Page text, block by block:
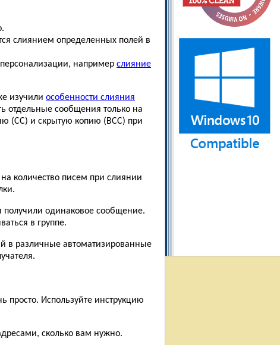
слиянием определенных полей в
например слияние
изучили особенности слияния
отдельные сообщения только на
(СС) и скрытую копию (BCC) при
количество писем при слиянии
получили одинаковое сообщение.
в группе.
в различные автоматизированные
просто. Используйте инструкцию
сколько вам нужно.